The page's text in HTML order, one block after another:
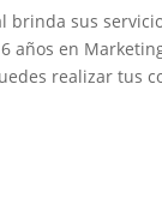
brinda sus
años en
realizar tus